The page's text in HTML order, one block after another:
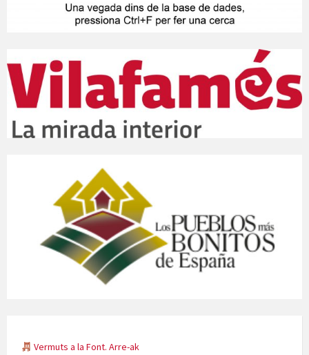
Vermuts a la Font. Arre-ak